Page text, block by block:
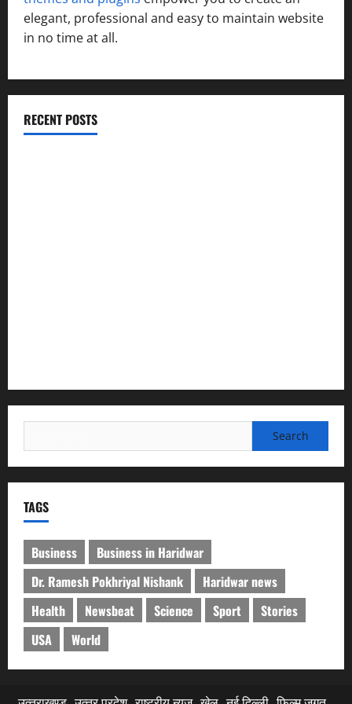
elegant, professional and easy to maintain website
in no time at all.
RECENT POSTS
for:
TAGS
Business
Business in Haridwar
Dr. Ramesh Pokhriyal Nishank
Haridwar news
Health
Newsbeat Science Sport
Stories
USA
World